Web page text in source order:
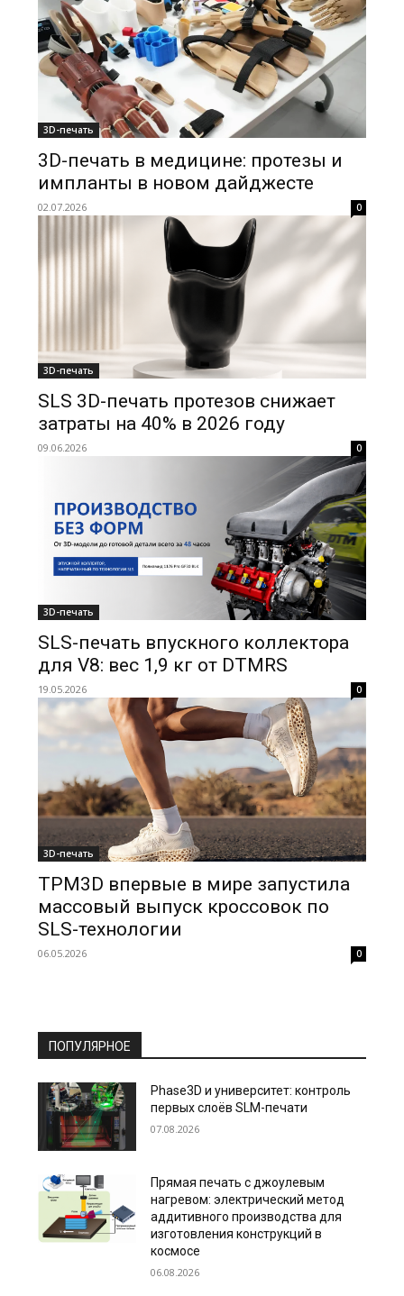
3D-печать
3D-печать в медицине: протезы и
импланты в новом дайджесте
02.07.2026 0
3D-печать
SLS 3D-печать протезов снижает
затраты на 40% в 2026 году
09.06.2026 0
3D-печать
SLS-печать впускного коллектора
для V8: вес 1,9 кг от DTMRS
19.05.2026 0
3D-печать
TPM3D впервые в мире запустила
массовый выпуск кроссовок по
SLS-технологии
06.05.2026 0
ПОПУЛЯРНОЕ
Phase3D и университет: контроль
первых слоёв SLM-печати
07.08.2026
Прямая печать с джоулевым
нагревом: электрический метод
аддитивного производства для
изготовления конструкций в
космосе
06.08.2026